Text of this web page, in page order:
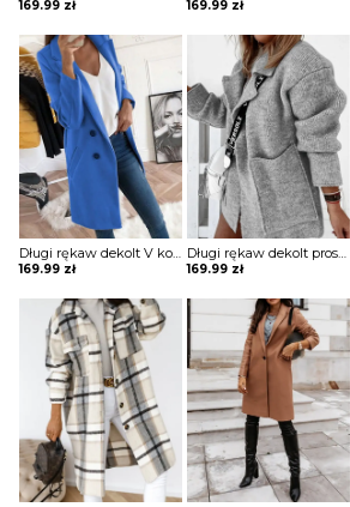
169.99 zł 169.99 zł
Długi rękaw dekolt V kołnierz guziki elegancki bez wzoru dopasowany płaszcz Aaltje
169.99 zł
Długi rękaw dekolt prosty dzianina luźny kieszenie kołnierz casual na co dzień jesień zima płaszcz sweter Ameriga
169.99 zł